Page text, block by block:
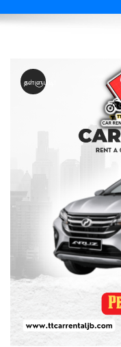
தள்ளுபடி!